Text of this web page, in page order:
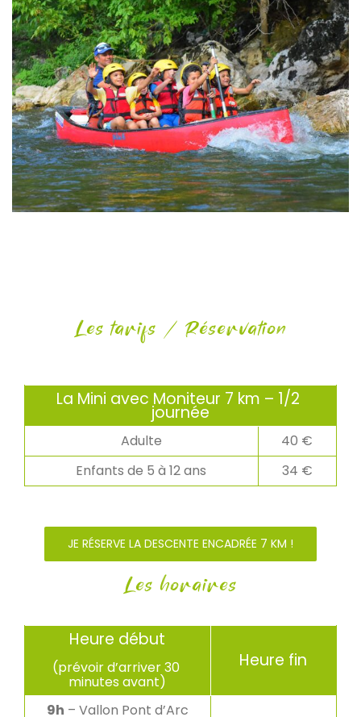
Les tarifs / Réservation
La Mini avec Moniteur 7 km – 1/2
journée
Adulte
40 €
Enfants de 5 à 12 ans
34 €
JE RÉSERVE LA DESCENTE ENCADRÉE 7 KM !
Les horaires
Heure début
(prévoir d’arriver 30
minutes avant)
Heure fin
9h – Vallon Pont d’Arc